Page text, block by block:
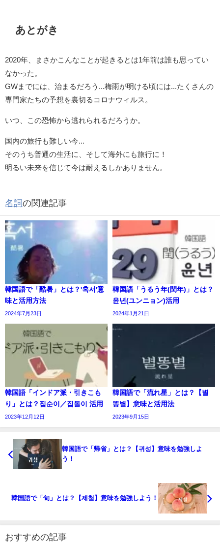
あとがき
2020年、まさかこんなことが起きるとは1年前は誰も思ってい
なかった。
GWまでには、治まるだろう...梅雨が明ける頃には...たくさんの
専門家たちの予想を裏切るコロナウィルス。
いつ、この恐怖から逃れられるだろうか。
国内の旅行も難しい今...
そのうち普通の生活に、そして海外にも旅行に！
明るい未来を信じて今は耐えるしかありません。
名詞の関連記事
韓国語で「酷暑」とは？'혹서'意
味と活用方法
2024年7月23日
韓国語「うるう年(閏年)」とは？
윤년(ユンニョン)活用
2024年1月21日
韓国語「インドア派・引きこも
り」とは？집순이／집돌이 活用
2023年12月12日
韓国語で「流れ星」とは？【별
똥별】意味と活用法
2023年9月15日
韓国語で「帰省」とは？【귀성】意味を勉強しよ
う！
韓国語で「旬」とは？【제철】意味を勉強しよう！
おすすめの記事